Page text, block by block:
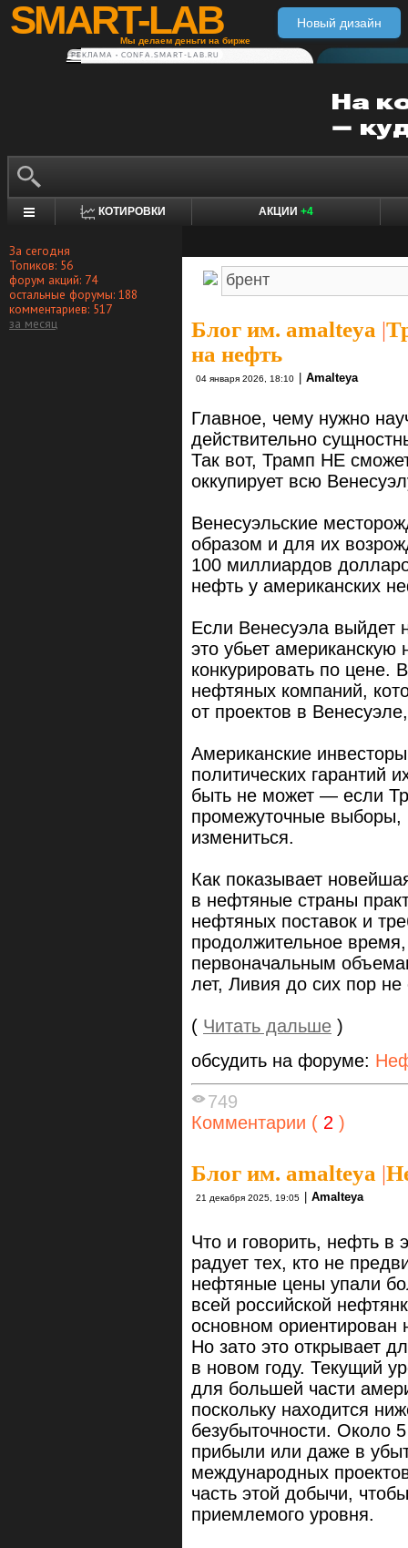
SMART-LAB
Мы делаем деньги на бирже
Новый дизайн
РЕКЛАМА • CONFA.SMART-LAB.RU
КОТИРОВКИ АКЦИИ +4
За сегодня
Топиков: 56
форум акций: 74
остальные форумы: 188
комментариев: 517
за месяц
Блог им. amalteya |
на нефть
04 января 2026, 18:10 Amalteya
Главное, чему нужно
действительно
Так вот, Трамп НЕ
оккупирует всю
Венесуэльские
образом и для их
100 миллиардов
нефть у американских
Если Венесуэла выйдет
это убьет
конкурировать по цене.
нефтяных компаний,
от проектов в
Американские
политических гарантий
быть не может — если
промежуточные
измениться.
Как показывает
в нефтяные страны
нефтяных поставок и
продолжительное
первоначальным
лет, Ливия до сих пор не
( Читать дальше )
обсудить на форуме:
749
Комментарии ( 2 )
Блог им. amalteya |
21 декабря 2025, 19:05 | Amalteya
Что и говорить, нефть в
радует тех, кто не
нефтяные цены упали
всей российской
основном ориентирован
Но зато это открывает
в новом году. Текущий
для большей части
поскольку находится
безубыточности. Около
прибыли или даже в
международных
часть этой добычи,
приемлемого уровня.